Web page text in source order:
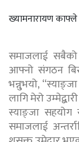
ख्यामनारायण काफ्ले
समाजलाई
आफ्नो संगठन
भन्नु्भयो,
लागि मेरो
स्याङ्जा सहयोग
समाजलाई